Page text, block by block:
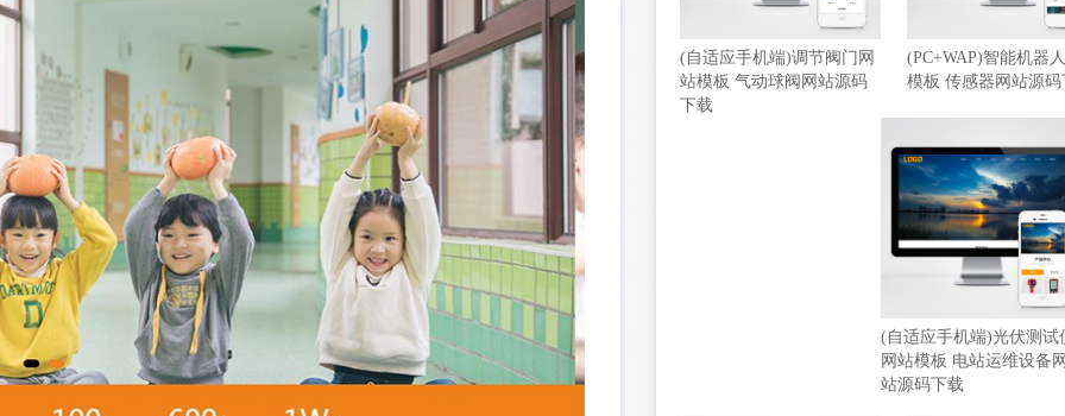
(自适应手机端)调节阀门网
站模板 气动球阀网站源码
下载
(PC+WAP)智能机器
模板 传感器网站源码
(自适应手机端)光伏测试
网站模板 电站运维设备
站源码下载